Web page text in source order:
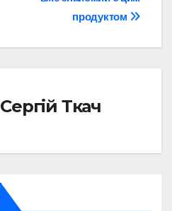
продуктом
Сергій Ткач